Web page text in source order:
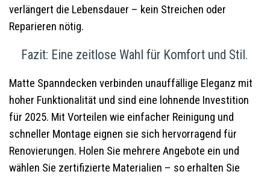
verlängert die Lebensdauer – kein Streichen oder
Reparieren nötig.
Fazit: Eine zeitlose Wahl für Komfort und Stil.
Matte Spanndecken verbinden unauffällige Eleganz mit
hoher Funktionalität und sind eine lohnende Investition
für 2025. Mit Vorteilen wie einfacher Reinigung und
schneller Montage eignen sie sich hervorragend für
Renovierungen. Holen Sie mehrere Angebote ein und
wählen Sie zertifizierte Materialien – so erhalten Sie